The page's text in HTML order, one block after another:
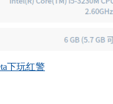
下玩红警